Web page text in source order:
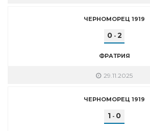
ЧЕРНОМОРЕЦ 1919
0- 2
ФРАТРИЯ
29.11.2025
ЧЕРНОМОРЕЦ 1919
1 - 0